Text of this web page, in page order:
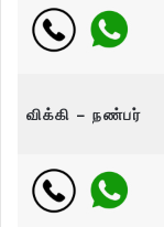
விக்கி – நண்பர்